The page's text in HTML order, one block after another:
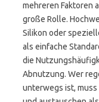
mehreren Faktoren
große Rolle.
Silikon oder
als einfache
die
Abnutzung. Wer
unterwegs ist,